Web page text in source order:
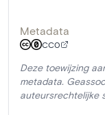
Metadata
CC0
Deze toewijzing
metadata.
auteursrechtelijke